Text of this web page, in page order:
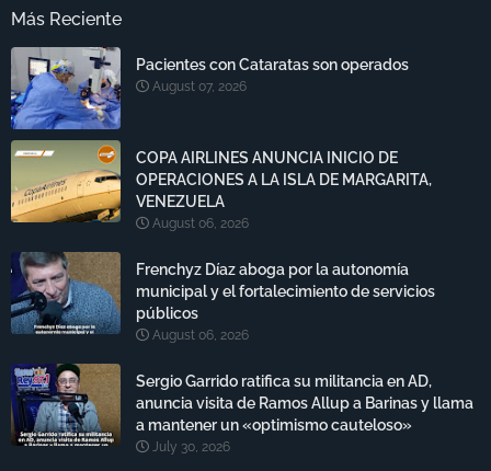
Más Reciente
Pacientes con Cataratas son operados
August 07, 2026
COPA AIRLINES ANUNCIA INICIO DE
OPERACIONES A LA ISLA DE MARGARITA,
VENEZUELA
August 06, 2026
Frenchyz Díaz aboga por la autonomía
municipal y el fortalecimiento de servicios
públicos
August 06, 2026
Sergio Garrido ratifica su militancia en AD,
anuncia visita de Ramos Allup a Barinas y llama
a mantener un «optimismo cauteloso»
July 30, 2026